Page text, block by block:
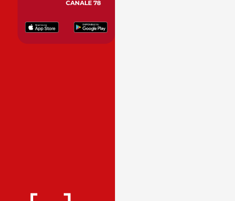
CANALE 78